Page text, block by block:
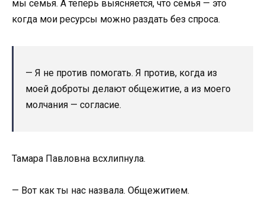
мы семья. А теперь выясняется, что семья — это
когда мои ресурсы можно раздать без спроса.
— Я не против помогать. Я против, когда из
моей доброты делают общежитие, а из моего
молчания — согласие.
Тамара Павловна всхлипнула.
— Вот как ты нас назвала. Общежитием.